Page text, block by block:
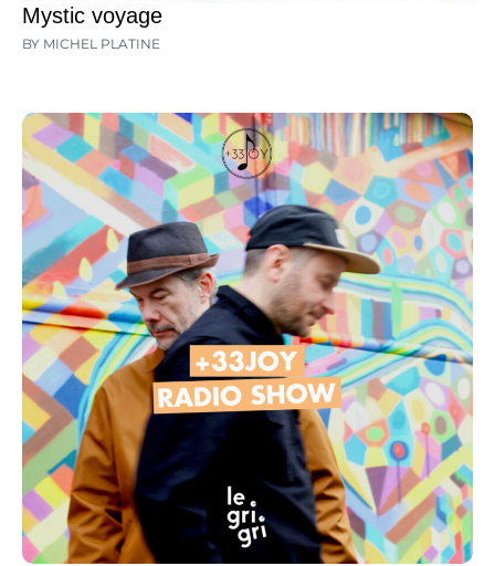
Mystic voyage
BY MICHEL PLATINE